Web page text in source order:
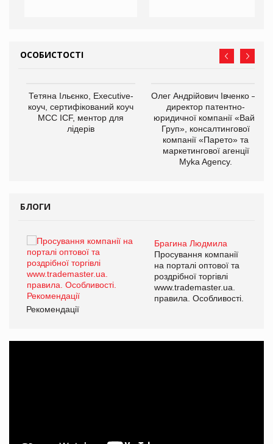
ОСОБИСТОСТІ
Тетяна Ільєнко, Executive-
коуч, сертифікований коуч
МСС ICF, ментор для
лідерів
Олег Андрійович Івченко —
директор патентно-
юридичної компанії «Вайз
Груп», консалтингової
компанії «Парето» та
маркетингової агенції
Myka Agency.
БЛОГИ
Брагина Людмила
Просування компанії
на порталі оптової та
роздрібної торгівлі
www.trademaster.ua.
правила. Особливості.
Рекомендації